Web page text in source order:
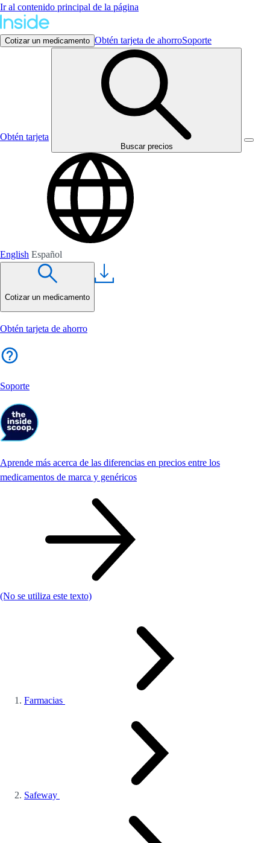
Ir al contenido principal de la página
Cotizar un medicamento Obtén tarjeta de ahorroSoporte
Obtén tarjeta
Buscar precios
English Español
Cotizar un medicamento
Obtén tarjeta de ahorro
Soporte
Aprende más acerca de las diferencias en precios entre los
medicamentos de marca y genéricos
(No se utiliza este texto)
Farmacias
Safeway